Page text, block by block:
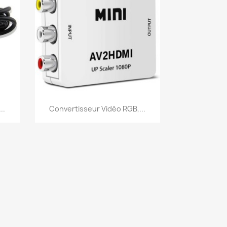
Aperçu rapide
Convertisseur Vidéo RGB,...